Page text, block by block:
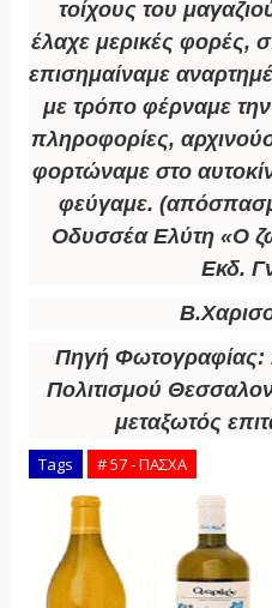
τοίχους του
έλαχε μερικές φορές,
επισημαίναμε
με τρόπο φέρναμε
πληροφορίες,
φορτώναμε στο
φεύγαμε.
Οδυσσέα Ελύτη «Ο
Εκδ.
Πηγή Φωτογραφίας:
Πολιτισμού
μεταξωτός
Tags # 57 - ΠΑΣΧΑ